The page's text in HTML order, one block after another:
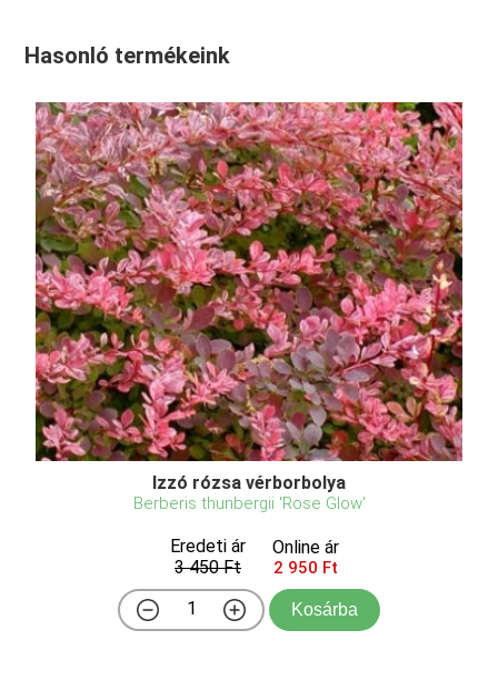
Hasonló termékeink
Izzó rózsa vérborbolya
Berberis thunbergii 'Rose Glow'
Eredeti ár
3 450 Ft
Online ár
2 950 Ft
Kosárba